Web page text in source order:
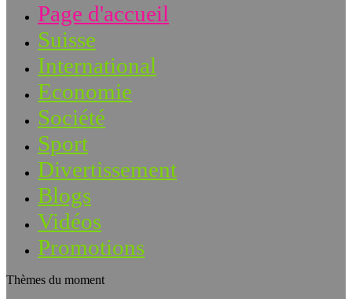
Page d'accueil
Suisse
International
Economie
Société
Sport
Divertissement
Blogs
Vidéos
Promotions
Thèmes du moment